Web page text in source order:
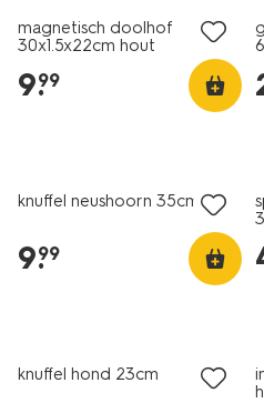
magnetisch doolhof
30x1.5x22cm hout
9.
99
knuffel neushoorn 35cm
9.
99
knuffel hond 23cm